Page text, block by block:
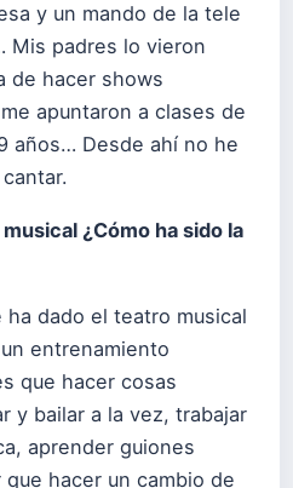
y un mando de la tele
Mis padres lo vieron
de hacer shows
apuntaron a clases de
años… Desde ahí no he
¿Cómo ha sido la
ha dado el teatro musical
entrenamiento
que hacer cosas
y bailar a la vez, trabajar
aprender guiones
hacer un cambio de